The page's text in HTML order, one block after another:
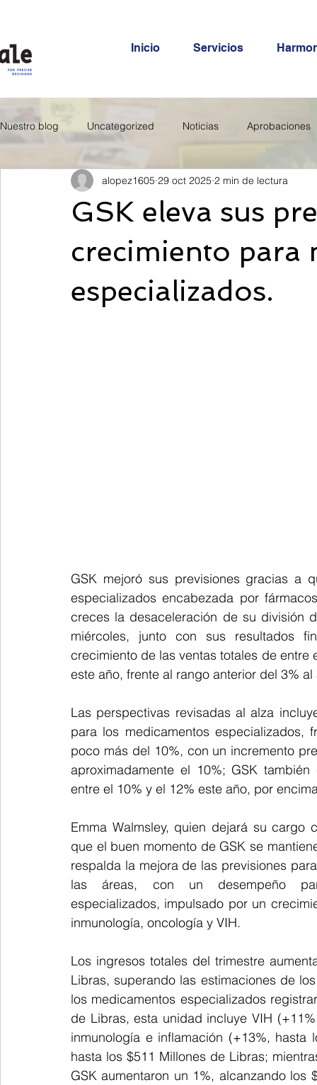
Inicio Servicios
Nuestro blog Uncategorized Noticias Aprobaciones
GSK eleva sus
crecimiento para
especializados.
alopez1605 29 oct 2025 2 min de lectura
GSK mejoró sus previsiones gracias a
especializados encabezada por
creces la desaceleración de su división
miércoles, junto con sus resultados
crecimiento de las ventas totales de
este año, frente al rango anterior del 3% al
Las perspectivas revisadas al alza
para los medicamentos
poco más del 10%, con un incremento
aproximadamente el 10%; GSK
entre el 10% y el 12% este año, por
Emma Walmsley, quien dejará su
que el buen momento de GSK se
respalda la mejora de las previsiones
las áreas, con un desempeño
especializados, impulsado por un
inmunología, oncología y VIH.
Los ingresos totales del trimestre
Libras, superando las estimaciones de
los medicamentos especializados
de Libras, esta unidad incluye VIH
inmunología e inflamación (+13%,
hasta los $511 Millones de Libras;
GSK aumentaron un 1%, alcanzando los